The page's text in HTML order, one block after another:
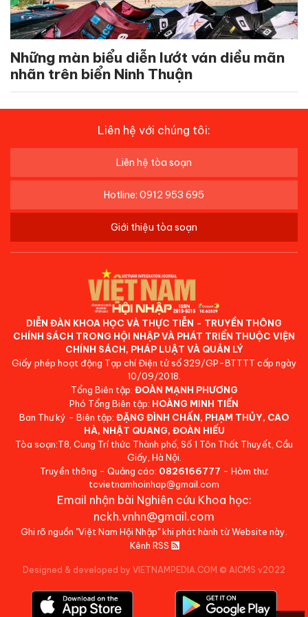
Những màn biểu diễn lướt ván diều mãn
nhãn trên biển Ninh Thuận
Liên hệ với chúng tôi:
Liên hệ tòa soạn
Hotline: 0912 953 695
Giới thiệu tòa soạn
DIỄN ĐÀN KHOA HỌC VÀ THỰC TIỄN - TRUYỀN THÔNG
CHÍNH SÁCH TRONG HỘI NHẬP VÀ PHÁT TRIỂN THUỘC VIỆN
CHÍNH SÁCH, PHÁP LUẬT VÀ QUẢN LÝ
Giấy phép hoạt động Tạp chí Điện tử số 329/GP-BTTTT cấp ngày
10/09/2018.
Tổng Biên tập: ĐOÀN MẠNH PHƯƠNG
Phó Tổng Biên tập: HOÀNG MINH TIẾN
Ban Thư ký - Biên tập: ĐẶNG ĐÌNH CHẤN, PHẠM THỦY, CAO
HÀ, NHẬT QUANG, ĐOÀN HIẾU
Tòa soạn:T8, Cung Trí thức Thành phố, Số 1 Tôn Thất Thuyết, Cầu
Giấy, Hà Nội.
Truyền thông - Quảng cáo: 0826166777 - Hòm thư:
tcvietnamhoinhap@gmail.com
Email nhận bài Nghiên cứu Khoa học:
nckh.vnhn@gmail.com
Ghi rõ nguồn "Việt Nam Hội Nhập" khi phát hành từ Website này.
Kênh RSS
Designed & developed by VIETNAMPEDIA.COM © AICMS v2022